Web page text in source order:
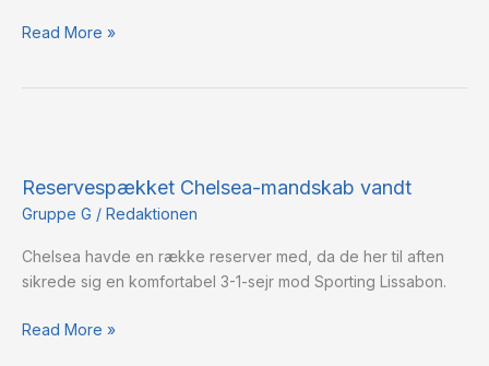
Read More »
Reservespækket Chelsea-mandskab vandt
Gruppe G / Redaktionen
Chelsea havde en række reserver med, da de her til aften
sikrede sig en komfortabel 3-1-sejr mod Sporting Lissabon.
mandskab
vandt
Read More »